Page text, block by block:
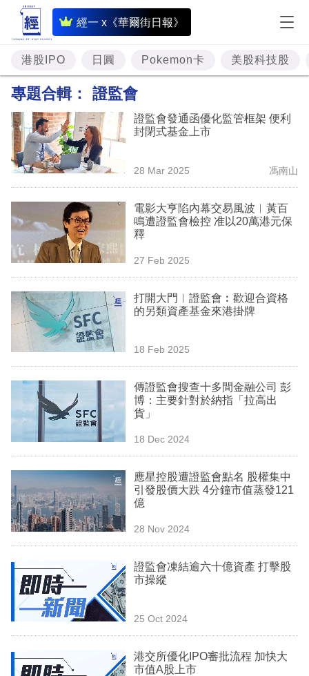
經一 x《華爾街日報》
即
時
財
經
題
投
資
樓
市
理
業
科
技
場
生
時
事
訂
閱
港股IPO 日圓 Pokemon卡 美股科技股
專題合輯： 證監會
證監會發通函優化監管框架 便利
封閉式基金上市
28 Mar 2025 馮南山
電影大亨陷內幕交易風波︳黃百
鳴遭證監會檢控 准以20萬港元保
釋
27 Feb 2025
打開大門︳證監會︰歡迎合資格
的另類資產基金來港掛牌
18 Feb 2025
傳證監會搜查十多間金融公司 彭
博：主要針對於納指「拉高出
貨」
18 Dec 2024
應星控股遭證監會點名 股權集中
引發股價大跌 4分鐘市值蒸發121
億
28 Nov 2024
證監會凍結逾六十億資產 打擊股
市操縱
25 Oct 2024
港交所優化IPO審批流程 加快大
市值A股上市